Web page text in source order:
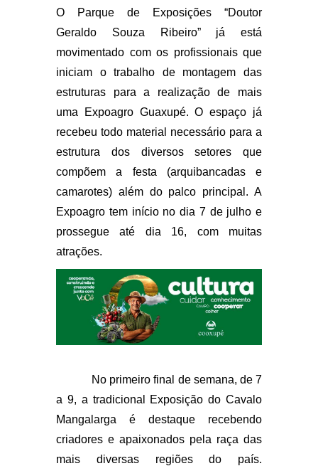
O Parque de Exposições “Doutor
Geraldo Souza Ribeiro” já está
movimentado com os profissionais que
iniciam o trabalho de montagem das
estruturas para a realização de mais
uma Expoagro Guaxupé. O espaço já
recebeu todo material necessário para a
estrutura dos diversos setores que
compõem a festa (arquibancadas e
camarotes) além do palco principal. A
Expoagro tem início no dia 7 de julho e
prossegue até dia 16, com muitas
atrações.
No primeiro final de semana, de 7
a 9, a tradicional Exposição do Cavalo
Mangalarga é destaque recebendo
criadores e apaixonados pela raça das
mais diversas regiões do país.